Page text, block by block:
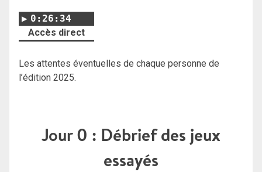
0:26:34
Accès direct
Les attentes éventuelles de chaque personne de
l’édition 2025.
Jour 0 : Débrief des jeux
essayés